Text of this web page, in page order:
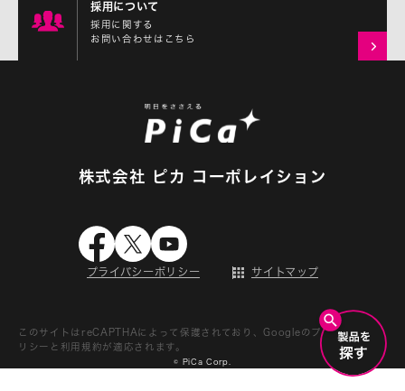
採用について
採用に関する
お問い合わせはこちら
株式会社 ピカ コーポレイション
プライバシーポリシー サイトマップ
このサイトはreCAPTHAによって保護されており、Googleの プライバシーポ
リシー と 利用規約 が適応されます。
© PiCa Corp.